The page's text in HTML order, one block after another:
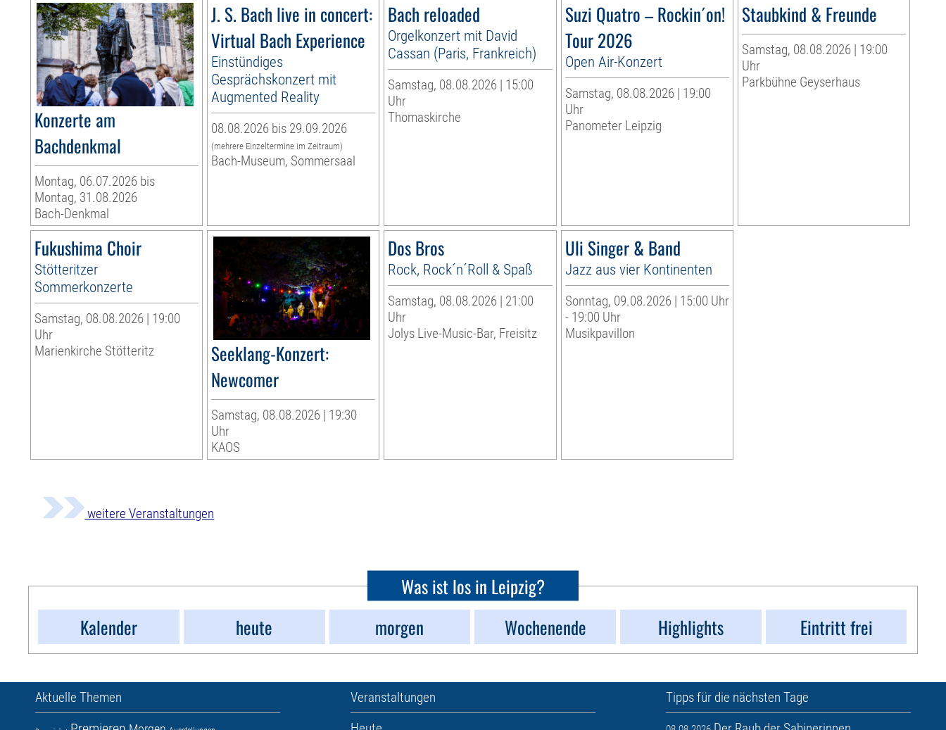
Konzerte am
Bachdenkmal
Montag, 06.07.2026 bis
Montag, 31.08.2026
Bach-Denkmal
J. S. Bach live in concert:
Virtual Bach Experience
Einstündiges
Gesprächskonzert mit
Augmented Reality
08.08.2026 bis 29.09.2026
(mehrere Einzeltermine im Zeitraum)
Bach-Museum, Sommersaal
Bach reloaded
Orgelkonzert mit David
Cassan (Paris, Frankreich)
Samstag, 08.08.2026 | 15:00
Uhr
Thomaskirche
Suzi Quatro – Rockin´on!
Tour 2026
Open Air-Konzert
Samstag, 08.08.2026 | 19:00
Uhr
Panometer Leipzig
Staubkind & Freunde
Samstag, 08.08.2026 | 19:00
Uhr
Parkbühne Geyserhaus
Fukushima Choir
Stötteritzer
Sommerkonzerte
Samstag, 08.08.2026 | 19:00
Uhr
Marienkirche Stötteritz
Seeklang-Konzert:
Newcomer
Samstag, 08.08.2026 | 19:30
Uhr
KAOS
Dos Bros
Rock, Rock´n´Roll & Spaß
Samstag, 08.08.2026 | 21:00
Uhr
Jolys Live-Music-Bar, Freisitz
Uli Singer & Band
Jazz aus vier Kontinenten
Sonntag, 09.08.2026 | 15:00 Uhr
- 19:00 Uhr
Musikpavillon
weitere Veranstaltungen
Was ist los in Leipzig?
Kalender
heute morgen Wochenende Highlights Eintritt frei
Aktuelle Themen
Veranstaltungen
Tipps für die nächsten Tage